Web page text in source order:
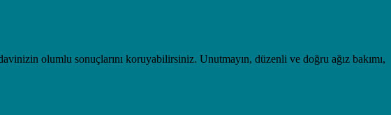
olumlu sonuçlarını koruyabilirsiniz. Unutmayın, düzenli ve doğru ağız bakımı,